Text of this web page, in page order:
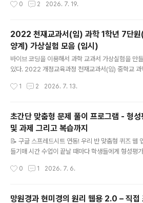
nURL=..%2F..%2Fresou..
다.(물론 다른 과학 교과서도 2022 개정교육과정에서
다. )아래는 6단원 교과서 pdf 파일이다. 저화질로 압
놓은 파일이다. 원본 파일은 천재교과서 사이트에 가
운 받을 수 있다.아래 링크로 들어가면 전자교과서를
볼 수 있습니다. https://cdata2.tsherpa.co.kr/
k/tsherpa/22/22ebook_M/
nURL=..%2F..%2Fresou..
0 2 2026. 7. 19.
2022 천재교과서(임) 과학 1학년 7단원
양계) 가상실험 모음 (임시)
바이브 코딩을 이용해서 과학 교과서 가상실험을 만
있다. 2022 개정교육과정 천재교과서(임) 중학교 과
다.(물론 다른 과학 교과서도 2022 개정교육과정에서
놓은 파일이다. 원본 파일은 천재교과서 사이트에 가
운 받을 수 있다.아래 링크로 들어가면 전자교과서를
볼 수 있습니다. https://cdata2.tsherpa.co.kr/
k/tsherpa/22/22ebook_M/
nURL=..%2F..%2Fresou..
1 2 2026. 7. 13.
초간단 맞춤형 문제 풀이 프로그램 - 형성
및 과제 그리고 복습까지
📝 구글 스프레드시트 연동! 우리 반 맞춤형 퀴즈 웹
들기매 시간 수업이 끝날 때마다 학생들에게 형성평
니다.학생들이 매번 회원가입을 하거나 로그인을 해야
0 1 2026. 7. 6.
망원경과 현미경의 원리 웹용 2.0 – 직접